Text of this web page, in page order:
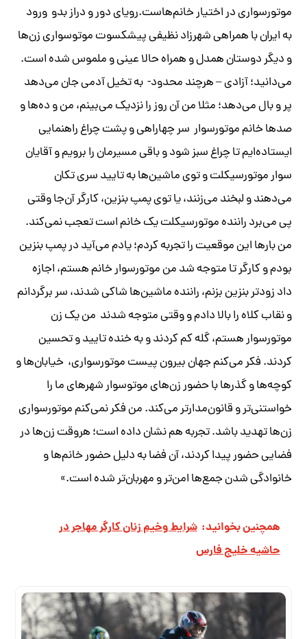
موتورسواری در اختیار خانم‌هاست.رویای دور و دراز بدو ورود
به ایران با همراهی شهرزاد نظیفی پیشکسوت موتوسواری زن‌ها
و دیگر دوستان همدل و همراه حالا عینی و ملموس شده است.
می‌دانید؛ آزادی – هرچند محدود- به تخیل آدمی جان می‌دهد
پر و بال می‌دهد؛ مثلا من آن روز را نزدیک می‌بینم، من و ده‌ها و
صد‌ها خانم موتورسوار سر چهاراهی و پشت چراغ راهنمایی
ایستاده‌ایم تا چراغ سبز شود و باقی مسیرمان را برویم و آقایان
سوار موتورسیکلت و توی ماشین‌ها به تایید سری تکان
می‌دهند و لبخند می‌زنند، یا توی پمپ بنزین، کارگر آن‌جا وقتی
پی می‌برد راننده موتورسیکلت یک خانم است تعجب نمی‌‌کند.
من بار‌ها این موقعیت را تجربه کردم؛ یادم می‌آید در پمپ بنزین
بودم و کارگر تا متوجه شد من موتورسوار خانم هستم، اجازه
داد زود‌تر بنزین بزنم، راننده ماشین‌ها شاکی شدند، سر برگردانم
و نقاب کلاه را بالا دادم و وقتی متوجه شدند من یک زن
موتورسوار هستم، گله‌ کم کردند و به خنده تایید و تحسین
کردند. فکر می‌کنم جهان بیرون پیست موتورسواری، خیابان‌ها و
کوچه‌ها و گذر‌ها با حضور زن‌های موتوسوار شهر‌های ما را
خواستنی‌تر و قانون‌مدار‌تر می‌کند. من فکر نمی‌کنم موتورسواری
زن‌ها تهدید باشد. تجربه هم نشان داده است؛ هر‌وقت زن‌ها در
فضایی حضور پیدا کردند، آن‌ فضا به دلیل حضور خانم‌ها و
خانوادگی شدن جمع‌ها امن‌تر و مهربان‌تر شده است.»
همچنین بخوانید: شرایط وخیم زنان کارگر مهاجر در
حاشیه خلیج فارس